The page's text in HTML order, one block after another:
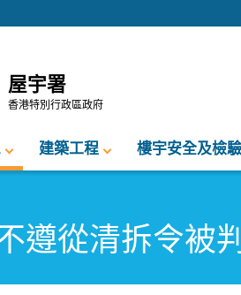
屋宇署
香港特別行政區政府
建築工程 樓宇安全及檢驗
遵從清拆令被